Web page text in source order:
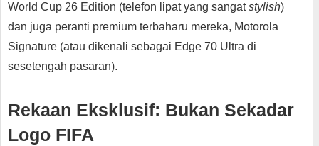
World Cup 26 Edition (telefon lipat yang sangatstylish)
dan juga peranti premium terbaharu mereka, Motorola
Signature (atau dikenali sebagai Edge 70 Ultra di
sesetengah pasaran).
Rekaan Eksklusif: Bukan Sekadar
Logo FIFA